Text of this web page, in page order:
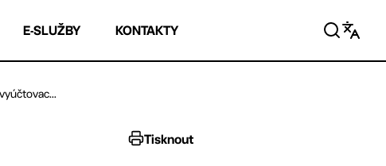
E-SLUŽBY KONTAKTY
Tisknout